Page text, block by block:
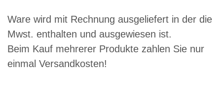
Ware wird mit Rechnung ausgeliefert in der die
Mwst. enthalten und ausgewiesen ist.
Beim Kauf mehrerer Produkte zahlen Sie nur
einmal Versandkosten!